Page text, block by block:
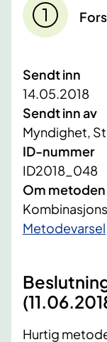
Sendt inn
14.05.2018
Sendt inn av
Myndighet,
ID-nummer
ID2018_048
Om metoden
Metodevarsel
Hurtig